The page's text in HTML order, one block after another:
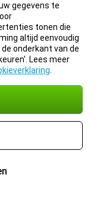
gegevens te
tonen die
altijd eenvoudig
onderkant van de
Lees meer